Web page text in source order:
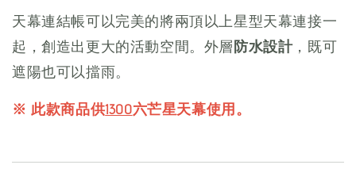
天幕連結帳可以完美的將兩頂以上星型天幕連接一
起，創造出更大的活動空間。外層 防水設計，既可
遮陽也可以擋雨。
※ 此款商品供1300六芒星天幕使用。